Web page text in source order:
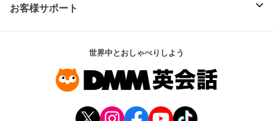
お客様サポート
世界中とおしゃべりしよう